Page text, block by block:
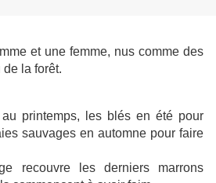
et une femme, nus comme des
la forêt.
au printemps, les blés en été pour
sauvages en automne pour faire
recouvre les derniers marrons